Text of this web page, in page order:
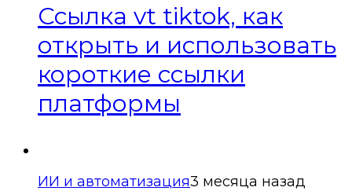
Ссылка vt tiktok, как
открыть и использовать
короткие ссылки
платформы
ИИ и автоматизация3 месяца назад